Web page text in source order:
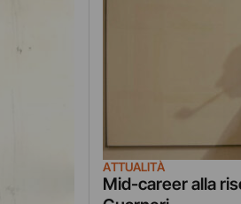
ATTUALITÀ
Mid-career alla